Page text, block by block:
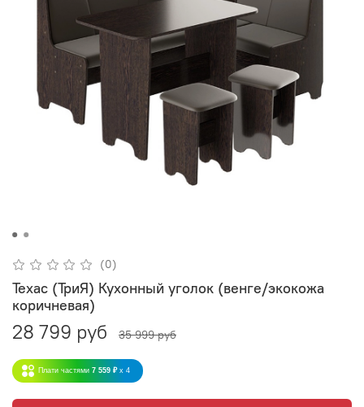
(0)
Техас (ТриЯ) Кухонный уголок (венге/экокожа
коричневая)
28 799 руб 35 999 руб
Плати частями 7 559 ₽ x 4